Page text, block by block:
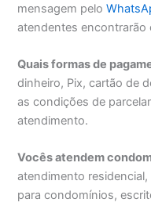
mensagem pelo
atendentes encontrarão
Quais formas de
dinheiro, Pix, cartão de
as condições de
atendimento.
Vocês atendem
atendimento
para condomínios,